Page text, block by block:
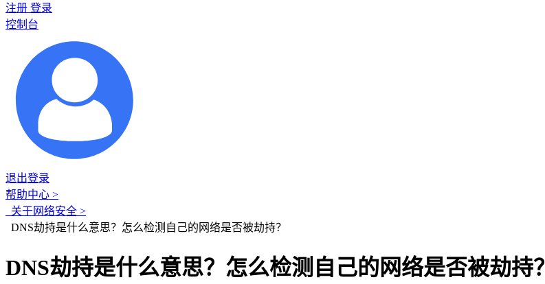
注册 登录
控制台
退出登录
帮助中心 >
关于网络安全 >
DNS劫持是什么意思？怎么检测自己的网络是否被劫持？
DNS劫持是什么意思？怎么检测自己的网络是否被劫持？